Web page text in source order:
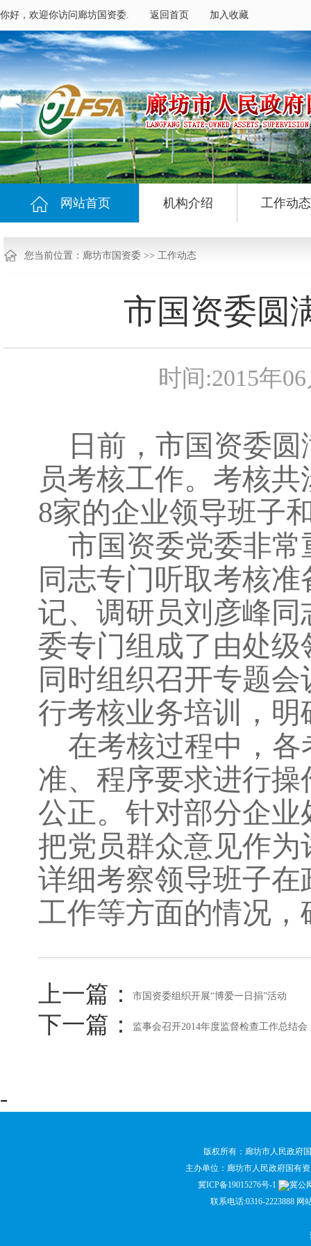
你好，欢迎你访问廊坊国资委. 返回首页 加入收藏
网站首页 机构介绍 工作动态
您当前位置： 廊坊市国资委 >> 工作动态
市国资委圆
时间:2015年
日前，市国资委圆
员考核工作。考核共
8家的企业领导班子
市国资委党委非
同志专门听取考核
记、调研员刘彦峰
委专门组成了由处级
同时组织召开专题
行考核业务培训，
在考核过程中，
准、程序要求进行
公正。针对部分企
把党员群众意见作
详细考察领导班子
工作等方面的情况
上一篇： 市国资委组织开展“博爱一日捐”活动
下一篇： 监事会召开2014年度监督检查工作总结会
-
版权所有：廊坊市人民政府
主办单位：廊坊市人民政府国有
冀ICP备19015276号-1
冀公
联系电话:0316-2223888 网